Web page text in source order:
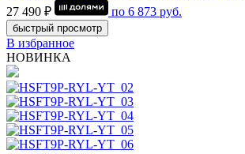
27 490 ₽
по 6 873 руб.
быстрый просмотр
В избранное
НОВИНКА